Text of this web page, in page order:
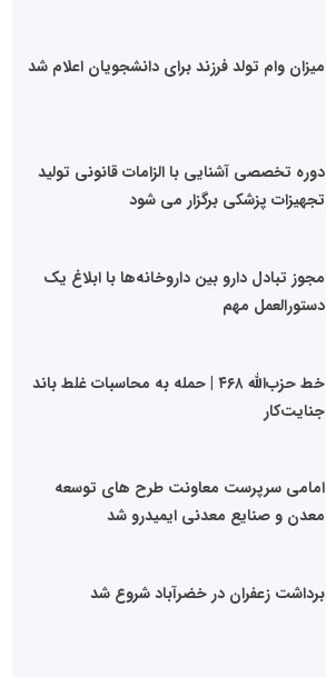
میزان وام تولد فرزند برای دانشجویان اعلام شد
دوره تخصصی آشنایی با الزامات قانونی تولید
تجهیزات پزشکی برگزار می شود
مجوز تبادل دارو بین داروخانه‌ها با ابلاغ یک
دستورالعمل مهم
خط حزب‌الله ۴۶۸ | حمله به محاسبات غلط باند
جنایت‌کار
امامی سرپرست معاونت طرح های توسعه
معدن و صنایع معدنی ایمیدرو شد
برداشت زعفران در خضرآباد شروع شد